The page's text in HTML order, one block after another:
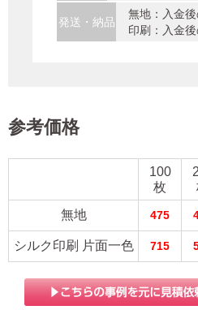
発送・納品
無地：入金
印刷：入金
参考価格
100
枚
無地
475
シルク印刷 片面一色 715